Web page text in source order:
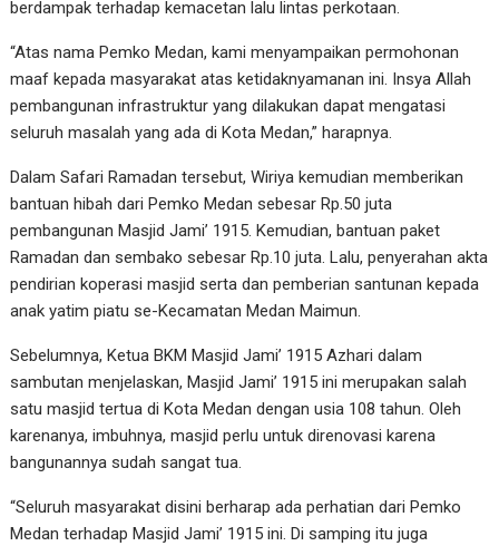
berdampak terhadap kemacetan lalu lintas perkotaan.
“Atas nama Pemko Medan, kami menyampaikan permohonan
maaf kepada masyarakat atas ketidaknyamanan ini. Insya Allah
pembangunan infrastruktur yang dilakukan dapat mengatasi
seluruh masalah yang ada di Kota Medan,” harapnya.
Dalam Safari Ramadan tersebut, Wiriya kemudian memberikan
bantuan hibah dari Pemko Medan sebesar Rp.50 juta
pembangunan Masjid Jami’ 1915. Kemudian, bantuan paket
Ramadan dan sembako sebesar Rp.10 juta. Lalu, penyerahan akta
pendirian koperasi masjid serta dan pemberian santunan kepada
anak yatim piatu se-Kecamatan Medan Maimun.
Sebelumnya, Ketua BKM Masjid Jami’ 1915 Azhari dalam
sambutan menjelaskan, Masjid Jami’ 1915 ini merupakan salah
satu masjid tertua di Kota Medan dengan usia 108 tahun. Oleh
karenanya, imbuhnya, masjid perlu untuk direnovasi karena
bangunannya sudah sangat tua.
“Seluruh masyarakat disini berharap ada perhatian dari Pemko
Medan terhadap Masjid Jami’ 1915 ini. Di samping itu juga